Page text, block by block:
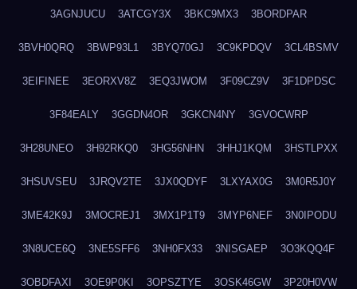
3AGNJUCU 3ATCGY3X 3BKC9MX3 3BORDPAR
3BVH0QRQ 3BWP93L1 3BYQ70GJ 3C9KPDQV 3CL4BSMV
3EIFINEE 3EORXV8Z 3EQ3JWOM 3F09CZ9V 3F1DPDSC
3F84EALY 3GGDN4OR 3GKCN4NY 3GVOCWRP
3H28UNEO 3H92RKQ0 3HG56NHN 3HHJ1KQM 3HSTLPXX
3HSUVSEU 3JRQV2TE 3JX0QDYF 3LXYAX0G 3M0R5J0Y
3ME42K9J 3MOCREJ1 3MX1P1T9 3MYP6NEF 3N0IPODU
3N8UCE6Q 3NE5SFF6 3NH0FX33 3NISGAEP 3O3KQQ4F
3OBDFAXI 3OE9P0KI 3OPSZTYE 3OSK46GW 3P20H0VW